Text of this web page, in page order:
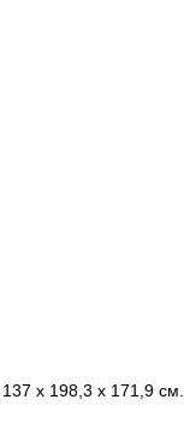
137 x 198,3 x 171,9 см.